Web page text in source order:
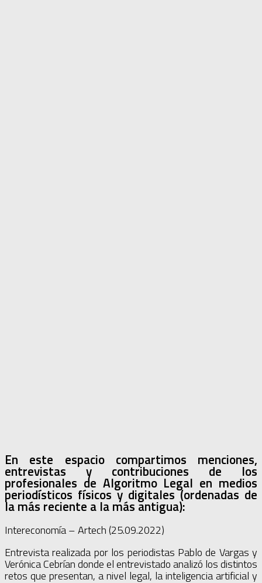
En este espacio compartimos menciones,
entrevistas y contribuciones de los
profesionales de Algoritmo Legal en medios
periodísticos físicos y digitales (ordenadas de
la más reciente a la más antigua):
Intereconomía – Artech (25.09.2022)
Entrevista realizada por los periodistas Pablo de Vargas y
Verónica Cebrían donde el entrevistado analizó los distintos
retos que presentan, a nivel legal, la inteligencia artificial y